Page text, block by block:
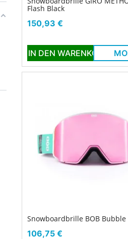
Flash Black
Preis
150,93 €
IN DEN WARENKORB
Snowboardbrille BOB
Preis
106,75 €